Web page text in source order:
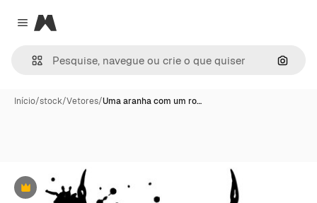
Close menu
Magnific
Início/stock/Vetores/Uma aranha com um ro…
Premium